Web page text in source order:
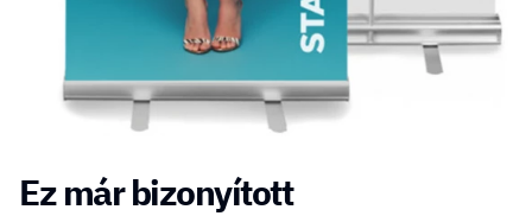
Ez már bizonyított